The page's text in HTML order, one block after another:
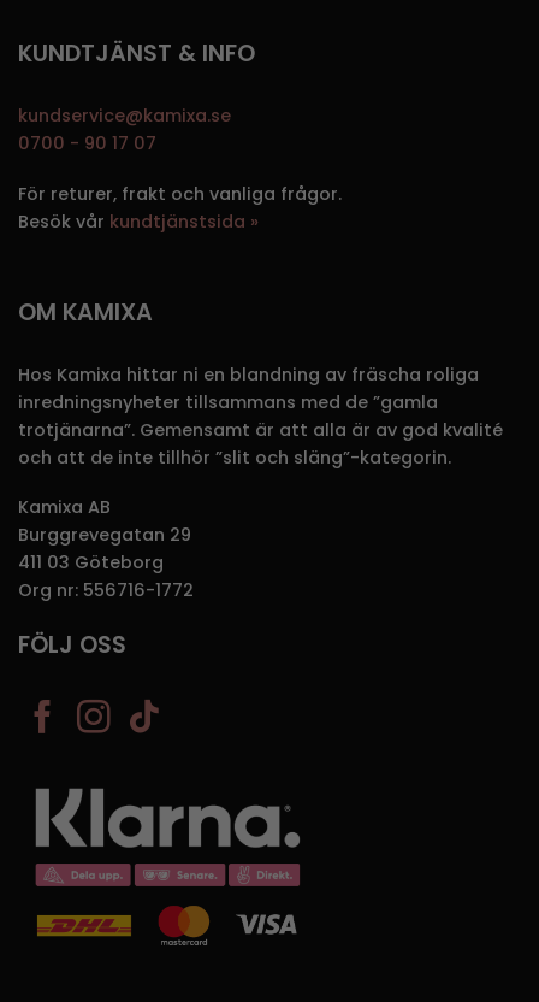
KUNDTJÄNST & INFO
kundservice@kamixa.se
0700 - 90 17 07
För returer, frakt och vanliga frågor.
Besök vår kundtjänstsida »
OM KAMIXA
Hos Kamixa hittar ni en blandning av fräscha roliga
inredningsnyheter tillsammans med de ”gamla
trotjänarna”. Gemensamt är att alla är av god kvalité
och att de inte tillhör ”slit och släng”-kategorin.
Kamixa AB
Burggrevegatan 29
411 03 Göteborg
Org nr: 556716-1772
FÖLJ OSS